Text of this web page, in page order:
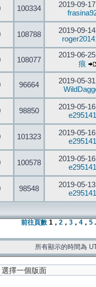
100334
2019-09-
108788
2019-09-
108077
2019-06-
痕
96664
2019-05-
98850
2019-05-
e295141
101323
2019-05-
e295141
100578
2019-05-
e295141
98548
2019-05-
e295141
前往頁數 1 ， 2 ， 3 ， 4， 5
所有顯示的時間為